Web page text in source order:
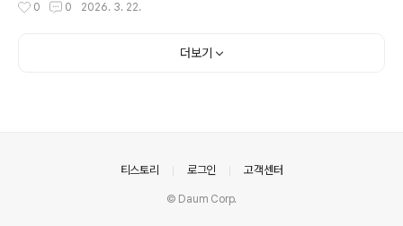
0 0 2026. 3. 22.
더보기
티스토리 로그인 고객센터
© Daum Corp.